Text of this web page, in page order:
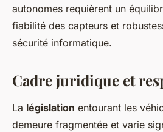
autonomes requièrent un
fiabilité des capteurs et
sécurité informatique.
Cadre juridique et
La législation entourant les
demeure fragmentée et varie